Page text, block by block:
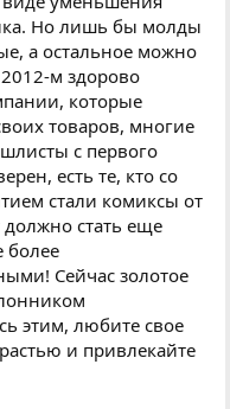
Но лишь бы молды
а остальное можно
м здорово
которые
товаров, многие
с первого
есть те, кто со
стали комиксы от
стать еще
Сейчас золотое
этим, любите свое
и привлекайте